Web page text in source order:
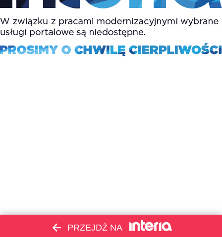
PRZEJDŹ NA